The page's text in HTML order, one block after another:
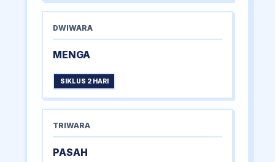
DWIWARA
MENGA
SIKLUS 2 HARI
TRIWARA
PASAH